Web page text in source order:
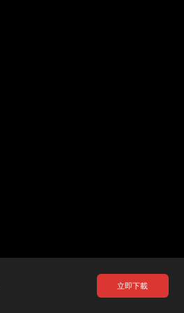
立即下載